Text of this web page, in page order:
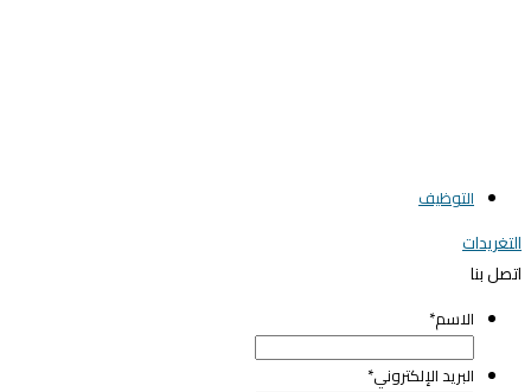
elegant media icon
التوظيف
بنا
الاسم*
البريد الإلكتروني*